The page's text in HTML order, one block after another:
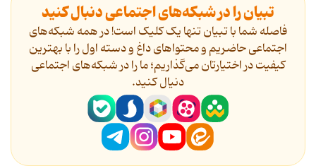
تبیان را در شبکه‌های اجتماعی دنبال کنید
فاصله شما با تبیان تنها یک کلیک است! در همه شبکه‌های
اجتماعی حاضریم و محتواهای داغ و دسته اول را با بهترین
کیفیت در اختیارتان می‌گذاریم؛ ما را در شبکه‌های اجتماعی
دنیال کنید.